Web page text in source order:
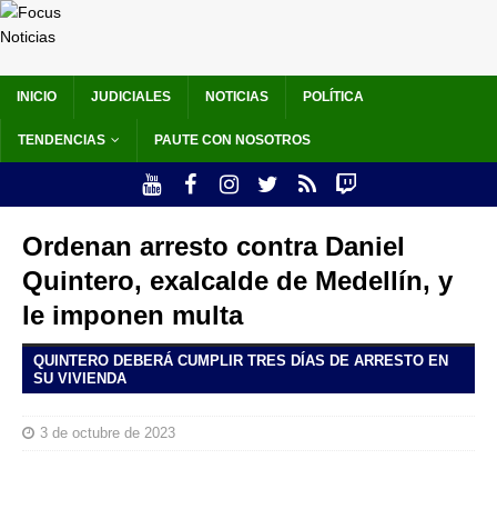
INICIO JUDICIALES NOTICIAS POLÍTICA
TENDENCIAS PAUTE CON NOSOTROS
Ordenan arresto contra Daniel
Quintero, exalcalde de Medellín, y
le imponen multa
QUINTERO DEBERÁ CUMPLIR TRES DÍAS DE ARRESTO EN
SU VIVIENDA
3 de octubre de 2023